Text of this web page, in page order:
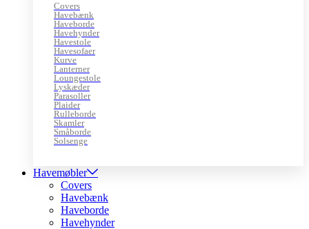
Covers
Havebænk
Haveborde
Havehynder
Havestole
Havesofaer
Kurve
Lanterner
Loungestole
Lyskæder
Parasoller
Plaider
Rulleborde
Skamler
Småborde
Solsenge
Havemøbler
Covers
Havebænk
Haveborde
Havehynder